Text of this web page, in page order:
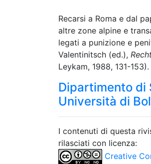
Recarsi a Roma e dal
altre zone alpine e
legati a punizione e
Valentinitsch (ed.),
Leykam, 1988, 131-153).
Dipartimento di
Università di
I contenuti di questa
rilasciati con licenza:
Creative